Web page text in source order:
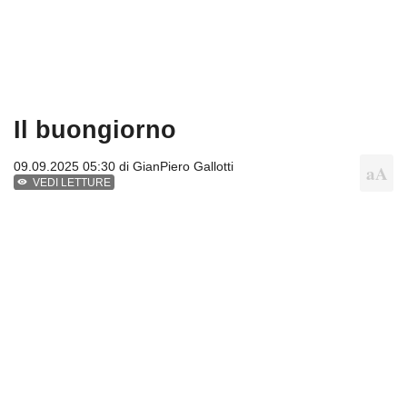
Il buongiorno
09.09.2025 05:30 di GianPiero Gallotti
VEDI LETTURE